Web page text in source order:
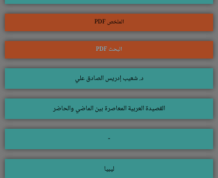
الملخص PDF
البحث PDF
د. شعيب إدريس الصادق علي
القصيدة العربية المعاصرة بين الماضي والحاضر
-
ليبيا